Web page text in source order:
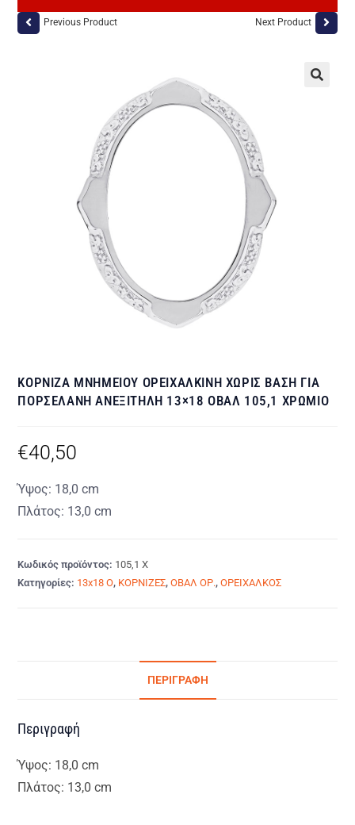
Previous Product Next Product
ΚΟΡΝΙΖΑ ΜΝΗΜΕΙΟΥ ΟΡΕΙΧΑΛΚΙΝΗ ΧΩΡΙΣ ΒΑΣΗ ΓΙΑ
ΠΟΡΣΕΛΑΝΗ ΑΝΕΞΙΤΗΛΗ 13×18 ΟΒΑΛ 105,1 ΧΡΩΜΙΟ
€40,50
Ύψος: 18,0 cm
Πλάτος: 13,0 cm
Κωδικός προϊόντος: 105,1 Χ
Κατηγορίες: 13x18 Ο, ΚΟΡΝΙΖΕΣ,ΟΒΑΛ ΟΡ.,ΟΡΕΙΧΑΛΚΟΣ
ΠΕΡΙΓΡΑΦΉ
Περιγραφή
Ύψος: 18,0 cm
Πλάτος: 13,0 cm